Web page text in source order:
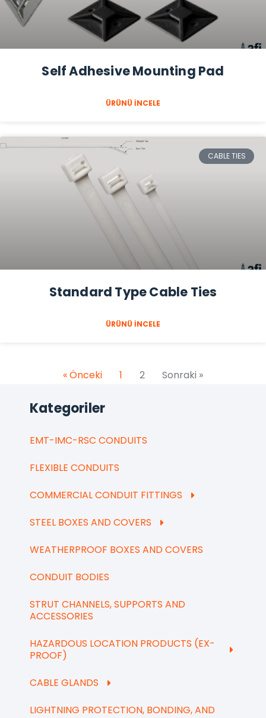
Kategoriler
EMT-IMC-RSC CONDUITS
FLEXIBLE CONDUITS
COMMERCIAL CONDUIT FITTINGS
STEEL BOXES AND COVERS
WEATHERPROOF BOXES AND COVERS
CONDUIT BODIES
STRUT CHANNELS, SUPPORTS AND
ACCESSORIES
HAZARDOUS LOCATION PRODUCTS (EX-
PROOF)
CABLE GLANDS
LIGHTNING PROTECTION, BONDING, AND
Self Adhesive Mounting Pad
ÜRÜNÜ İNCELE
CABLE TIES
Standard Type Cable Ties
ÜRÜNÜ İNCELE
« Önceki 1 2 Sonraki »